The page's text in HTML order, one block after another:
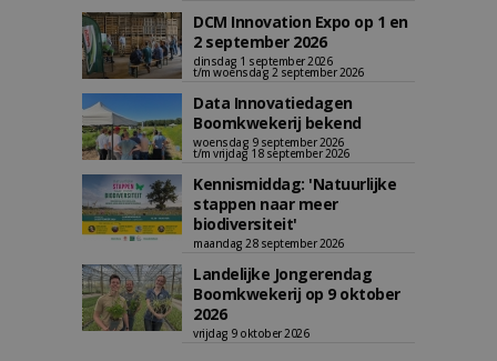
DCM Innovation Expo op 1 en
2 september 2026
dinsdag 1 september 2026
t/m woensdag 2 september 2026
Data Innovatiedagen
Boomkwekerij bekend
woensdag 9 september 2026
t/m vrijdag 18 september 2026
Kennismiddag: 'Natuurlijke
stappen naar meer
biodiversiteit'
maandag 28 september 2026
Landelijke Jongerendag
Boomkwekerij op 9 oktober
2026
vrijdag 9 oktober 2026